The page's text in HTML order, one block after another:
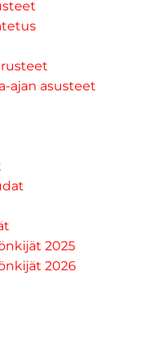
ajan asusteet
2025
2026